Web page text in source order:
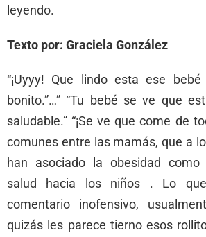
leyendo.
Texto por: Graciela González
“¡Uyyy! Que lindo esta ese
bonito.”…” “Tu bebé se ve que
saludable.” “¡Se ve que come de
comunes entre las mamás, que a
han asociado la obesidad como
salud hacia los niños . Lo
comentario inofensivo,
quizás les parece tierno esos